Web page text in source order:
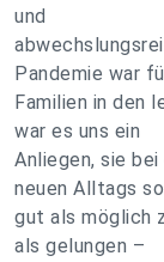
und
Pandemie war
Familien in den
war es uns ein
Anliegen, sie
neuen Alltags so
gut als möglich
als gelungen –